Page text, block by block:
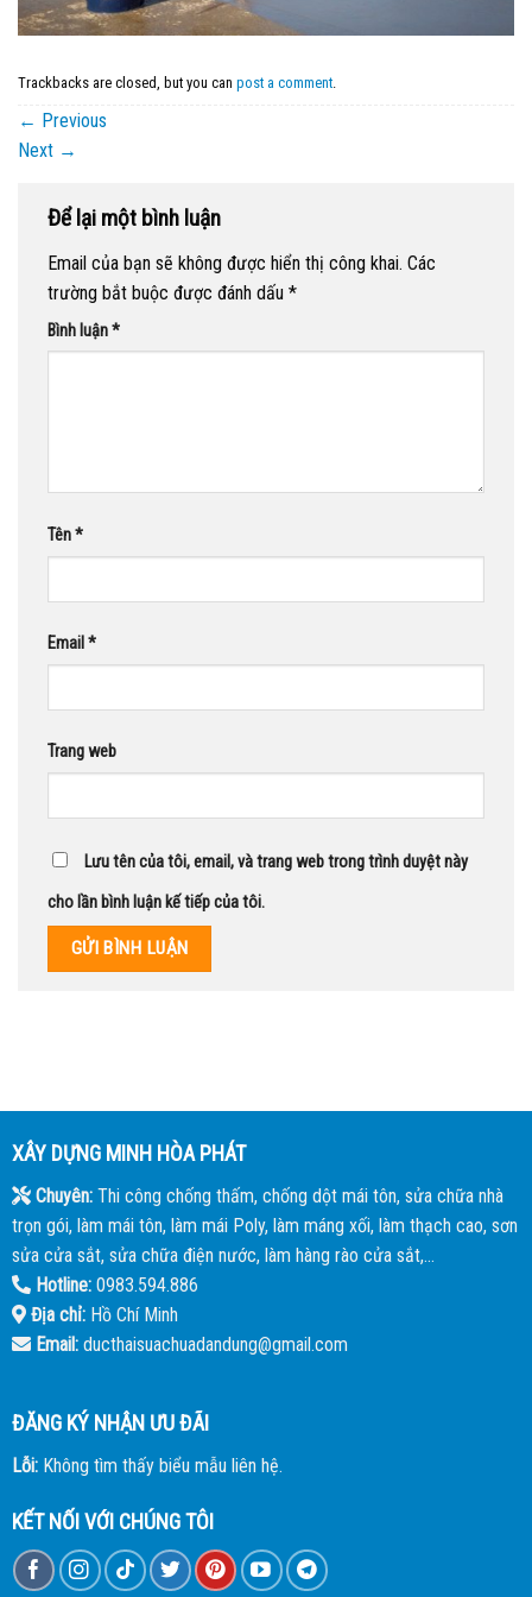
Trackbacks are closed, but you can post a comment.
← Previous
Next →
Để lại một bình luận
Email của bạn sẽ không được hiển thị công khai. Các
trường bắt buộc được đánh dấu *
Bình luận*
Tên*
Email *
Trang web
Lưu tên của tôi, email, và trang web trong trình duyệt này
cho lần bình luận kế tiếp của tôi.
XÂY DỰNG MINH HÒA PHÁT
Chuyên:Thi công chống thấm, chống dột mái tôn, sửa chữa nhà
trọn gói, làm mái tôn, làm mái Poly, làm máng xối, làm thạch cao, sơn
sửa cửa sắt, sửa chữa điện nước, làm hàng rào cửa sắt,...
Hotline:0983.594.886
Địa chỉ:Hồ Chí Minh
Email:ducthaisuachuadandung@gmail.com
ĐĂNG KÝ NHẬN ƯU ĐÃI
Lỗi:Không tìm thấy biểu mẫu liên hệ.
KẾT NỐI VỚI CHÚNG TÔI